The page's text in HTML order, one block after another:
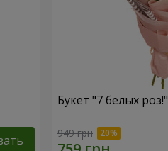
Букет "7 белых роз!"
949 грн